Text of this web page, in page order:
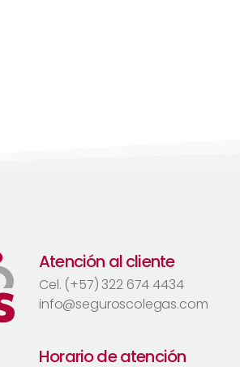
Atención al cliente
Cel. (+57) 322 674 4434
info@seguroscolegas.com
Horario de atención